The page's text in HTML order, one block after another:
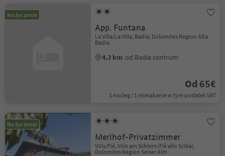
Na życzenie
App. Funtana
La Villa/La Villa, Badia, Dolomites Region Alta
Badia
4.2 km od Badia centrum
Od 65€
1 nocleg / 1 mieszkanie w tym podatek VAT
Na życzenie
Merlhof-Privatzimmer
Völs/Fiè, Völs am Schlern/Fiè allo Sciliar,
Dolomites Region Seiser Alm